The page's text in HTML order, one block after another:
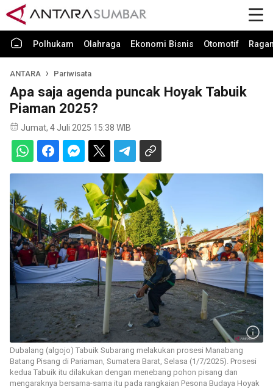
Polhukam Olahraga Ekonomi Bisnis Otomotif
ANTARA Pariwisata
Apa saja agenda puncak Hoyak Tabuik
Piaman 2025?
Jumat, 4 Juli 2025 15:38 WIB
Dubalang (algojo) Tabuik Subarang melakukan prosesi Manabang
Batang Pisang di Pariaman, Sumatera Barat, Selasa (1/7/2025). Prosesi
kedua Tabuik itu dilakukan dengan menebang pohon pisang dan
mengaraknya bersama-sama itu pada rangkaian Pesona Budaya Hoyak